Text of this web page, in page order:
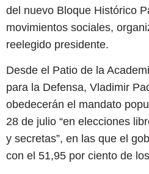
del nuevo Bloque Histórico
movimientos sociales,
reelegido presidente.
Desde el Patio de la
para la Defensa, Vladimir
obedecerán el mandato
28 de julio “en elecciones
y secretas”, en las que el
con el 51,95 por ciento de